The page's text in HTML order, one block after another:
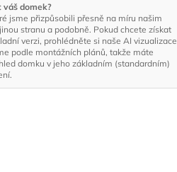
váš domek?
jsme přizpůsobili přesně na míru našim
stranu a podobně. Pokud chcete získat
verzi, prohlédněte si naše AI vizualizace
podle montážních plánů, takže máte
domku v jeho základním (standardním)